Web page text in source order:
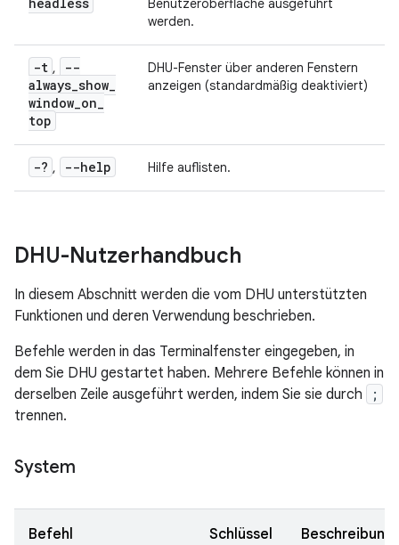
Benutzeroberfläche ausgeführt
werden.
-t ,
--
always_show_
window_on_
top
DHU-Fenster über anderen Fenstern
anzeigen (standardmäßig deaktiviert)
-? , --help Hilfe auflisten.
DHU-Nutzerhandbuch
In diesem Abschnitt werden die vom DHU unterstützten
Funktionen und deren Verwendung beschrieben.
Befehle werden in das Terminalfenster eingegeben, in
dem Sie DHU gestartet haben. Mehrere Befehle können in
derselben Zeile ausgeführt werden, indem Sie sie durch
;
trennen.
System
Befehl Schlüssel Beschreibung